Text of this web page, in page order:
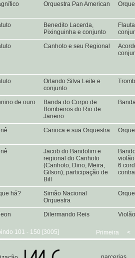
Orquestra Pan American
Benedito Lacerda,
Pixinguinha e conjunto
Canhoto e seu Regional
Orlando Silva Leite e
conjunto
de ouro
Banda do Corpo de
Bombeiros do Rio de
Janeiro
Carioca e sua Orquestra
Jacob do Bandolim e
regional do Canhoto
(Canhoto, Dino, Meira,
Gilson), participação de
Bill
6
há?
Simão Nacional
Orquestra
Dilermando Reis
101 - 150 [3005] Primeira <